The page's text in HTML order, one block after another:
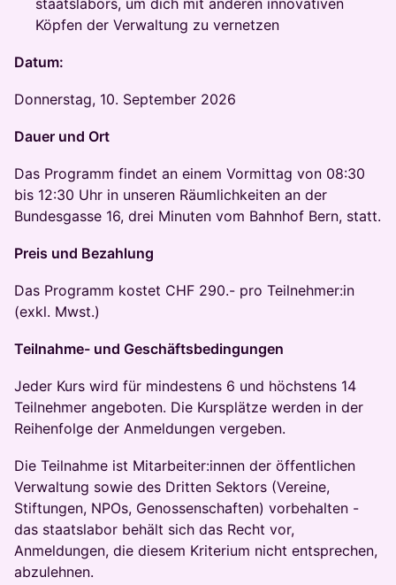
staatslabors, um dich mit anderen innovativen
Köpfen der Verwaltung zu vernetzen
Datum:
Donnerstag, 10. September 2026
Dauer und Ort
Das Programm findet an einem Vormittag von 08:30
bis 12:30 Uhr in unseren Räumlichkeiten an der
Bundesgasse 16, drei Minuten vom Bahnhof Bern, statt.
Preis und Bezahlung
Das Programm kostet CHF 290.- pro Teilnehmer:in
(exkl. Mwst.)
Teilnahme- und Geschäftsbedingungen
Jeder Kurs wird für mindestens 6 und höchstens 14
Teilnehmer angeboten. Die Kursplätze werden in der
Reihenfolge der Anmeldungen vergeben.
Die Teilnahme ist Mitarbeiter:innen der öffentlichen
Verwaltung sowie des Dritten Sektors (Vereine,
Stiftungen, NPOs, Genossenschaften) vorbehalten -
das staatslabor behält sich das Recht vor,
Anmeldungen, die diesem Kriterium nicht entsprechen,
abzulehnen.